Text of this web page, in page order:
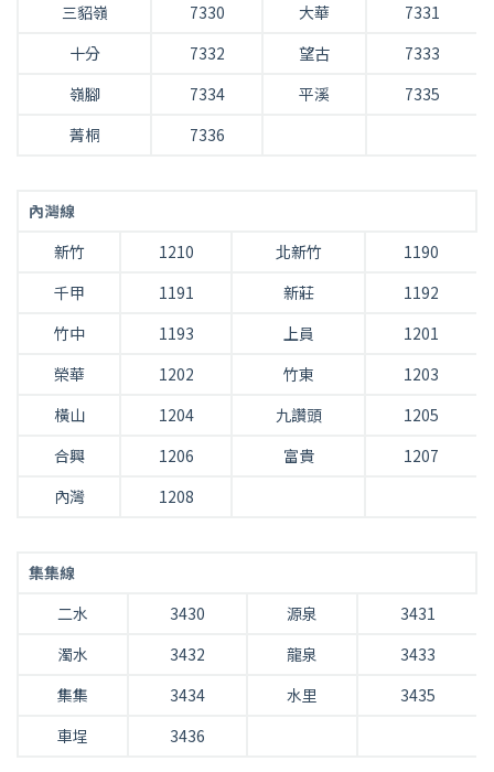
三貂嶺
7330 大華
7331
十分
7332 望古
7333
嶺腳
7334 平溪
7335
菁桐
7336
內灣線
新竹
1210 北新竹
1190
千甲
1191 新莊
1192
竹中
1193 上員
1201
榮華
1202 竹東
1203
橫山
1204 九讚頭
1205
合興
1206 富貴
1207
內灣
1208
集集線
二水
3430 源泉
3431
濁水
3432 龍泉
3433
集集
3434 水里
3435
車埕
3436